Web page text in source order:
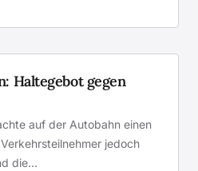
Haltegebot gegen
auf der Autobahn einen
jedoch
die…